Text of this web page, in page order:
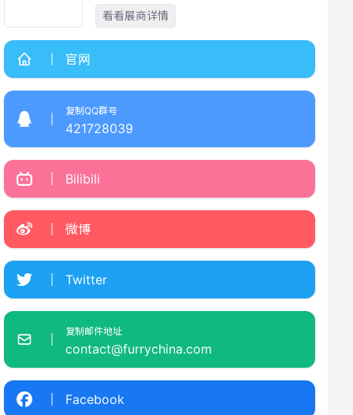
看看展商详情
官网
复制QQ群号
421728039
Bilibili
微博
Twitter
复制邮件地址
contact@furrychina.com
Facebook